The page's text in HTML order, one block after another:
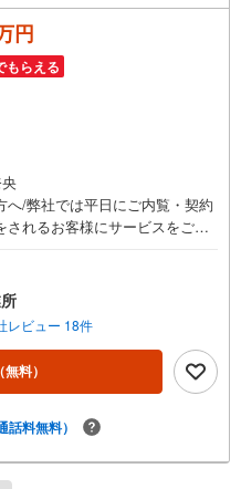
円
もらえる
へ/弊社では平日にご内覧・契約
されるお客様にサービスをご用
。事前にご予約頂きましたら営
いたします。＼本物件の他に
動産業者間で不動産情報が共
全域や、その他隣接エリアで
ウィル不動産販売 久屋大通営業
駅7A出口から徒歩1分、名城線
10:00～19:00（定休日無し） 上
見学される場合は「室内・現地
レビュー 18件
（無料）
話料無料）